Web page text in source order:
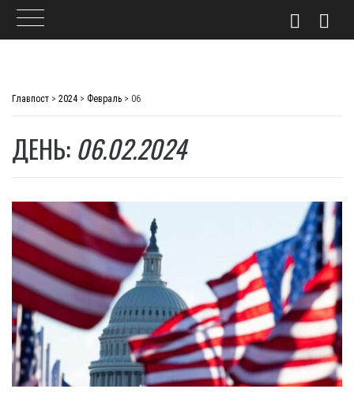
Главпост > 2024 > Февраль > 06
ДЕНЬ: 06.02.2024